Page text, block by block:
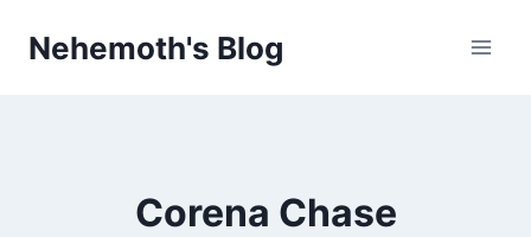
Nehemoth's Blog
Corena Chase